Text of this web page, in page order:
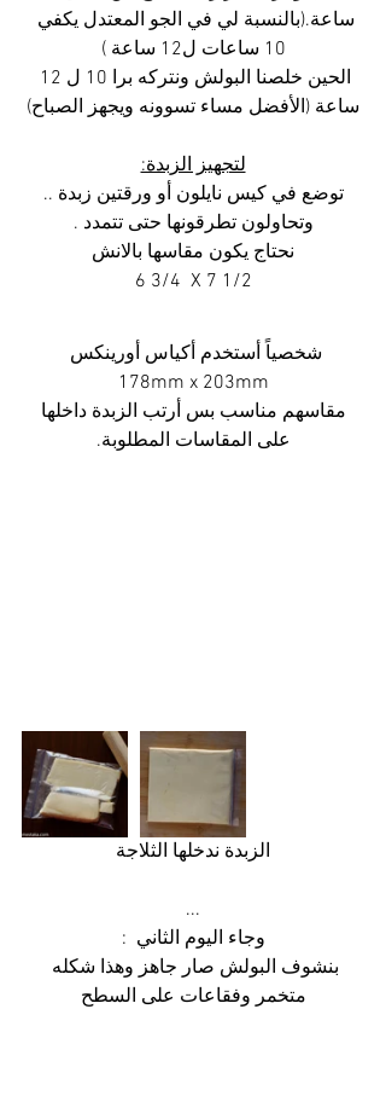
ساعة.(بالنسبة لي في الجو المعتدل يكفي
10 ساعات ل12 ساعة )
ساعة (الأفضل مساء تسوونه ويجهز الصباح)
لتجهيز الزبدة:
توضع في كيس نايلون أو ورقتين زبدة ..
وتحاولون تطرقونها حتى تتمدد .
نحتاج يكون مقاسها بالانش
6 3/4  X 7 1/2
شخصياً أستخدم أكياس أورينكس
178mm x 203mm
مقاسهم مناسب بس أرتب الزبدة داخلها
على المقاسات المطلوبة.
...
وجاء اليوم الثاني  :
بنشوف البولش صار جاهز وهذا شكله
متخمر وفقاعات على السطح